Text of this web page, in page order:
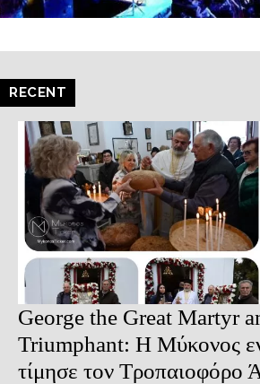
RECENT
George the Great Martyr
Triumphant: Η Μύκονος
τίμησε τον Τροπαιοφόρο